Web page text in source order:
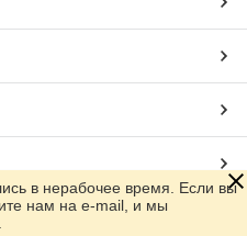
Satu.kz
в нерабочее время. Если вы
нам на e-mail, и мы